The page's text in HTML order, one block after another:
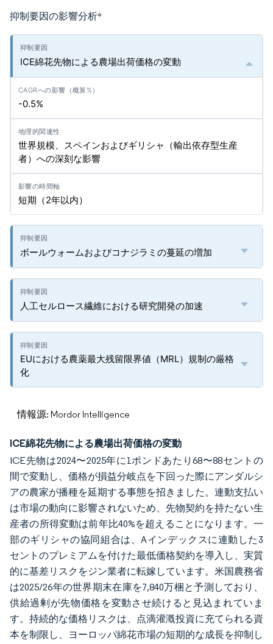
抑制要因の影響分析*
ICE綿花先物による農場出荷価格の変動
-0.5%
世界規模、スペインおよびギリシャ（輸出依存型生産
者）への深刻な影響
短期（2年以内）
ボールウォームおよびコナジラミの蔓延の増加
人工セルロース繊維における研究開発の加速
EUにおける農薬最大残留限界値（MRL）規制の厳格
化
情報源: Mordor Intelligence
ICE綿花先物による農場出荷価格の変動
ICE先物は2024〜2025年に1ポンドあたり68〜88セントの
間で変動し、価格が損益分岐点を下回った際にアンダルシ
アの農家が播種を延期する事態を招きました。連動支払い
は市場の動向に影響されないため、先物契約を持たない生
産者の所得変動は前年比40%を超えることになります。一
部のギリシャの協同組合は、Aインデックスに連動した3
セントのプレミアムを付けた最低価格契約を導入し、実質
的に基差リスクをジン業者に転嫁しています。米国農務省
は2025/26年の世界期末在庫を7,840万梱と予測しており、
供給過剰が先物価格を変動させ続けると見込まれていま
す。持続的な価格リスクは、点滴灌漑投資に充てられる資
本を制限し、ヨーロッパ綿花市場の短期的な成長を抑制し